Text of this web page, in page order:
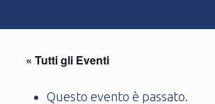
« Tutti gli Eventi
Questo evento è passato.